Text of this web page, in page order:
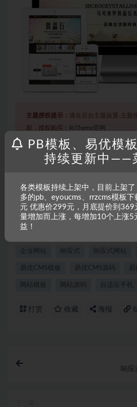
主题授权提示： 请在后台主题设置-主题
权，授权购买： RiTheme官网
本站所有文章，如无特殊说明或
采集、发布本站内容到任何网站、书籍
站内容侵犯了原著者的合法权益，可联
企业网站 响应式 响应式网站
易优CMS模板 易优CMS源码 易
网站模板 网站源码 自适应手机
打赏 收藏 海报
响
PB模板、易优模
持续更新中——
各类模板持续上架中，目前上架
多的pb、eyoucms、rrzcms模板
元 优惠价299元，月底提价到369
量增加而上涨，每增加10个上涨5
益！